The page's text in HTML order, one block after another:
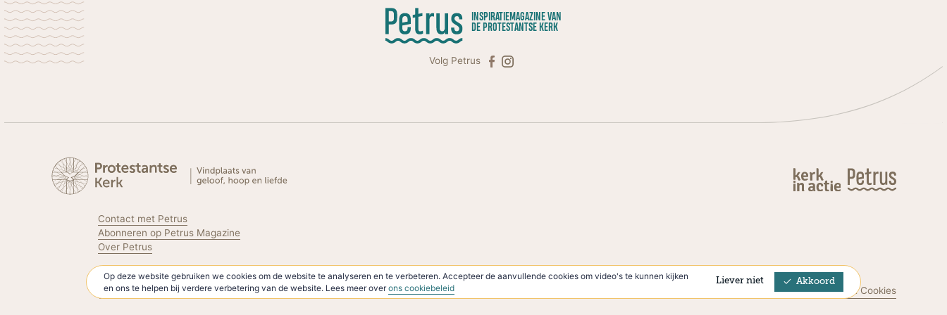
Op deze website gebruiken we cookies om de website te analyseren en te verbeteren. Accepteer de aanvullende cookies om video's te kunnen kijken
en ons te helpen bij verdere verbetering van de website. Lees meer over ons cookiebeleid
Liever niet Akkoord
INSPIRATIEMAGAZINE VAN
DE PROTESTANTSE KERK
Volg Petrus
Contact met Petrus
Abonneren op Petrus Magazine
Over Petrus
Volg de Protestantse Kerk
Privacyverklaring & Cookies